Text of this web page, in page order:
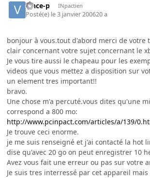
vince-p INpactien
Posté(e) le 3 janvier 200620 a
bonjour à vous.tout d'abord merci de votre
clair concernant votre sujet concernant le
Je vous tire aussi le chapeau pour les
videos que vous mettez a disposition sur
un element tres important!!
bravo.
Une chose m'a percuté.vous dites qu'une
correspond a 800 mo:
http://www.pcinpact.com/articles/a/139/
Je trouve ceci enorme.
je me suis renseigné et j'ai contacté la hot
dise qu'avec 20 go on peut enregistrer 10
Avez vous fait une erreur ou pas sur votre
Je suis tres interressé par cet appareil